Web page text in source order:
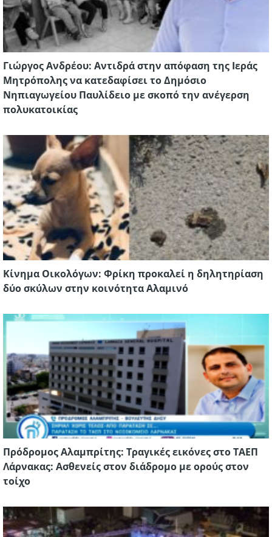
Γιώργος Ανδρέου: Αντιδρά στην απόφαση της Ιεράς
Μητρόπολης να κατεδαφίσει το Δημόσιο
Νηπιαγωγείου Παυλίδειο με σκοπό την ανέγερση
πολυκατοικίας
Κίνημα Οικολόγων: Φρίκη προκαλεί η δηλητηρίαση
δύο σκύλων στην κοινότητα Αλαμινό
Πρόδρομος Αλαμπρίτης: Τραγικές εικόνες στο ΤΑΕΠ
Λάρνακας: Ασθενείς στον διάδρομο με ορούς στον
τοίχο